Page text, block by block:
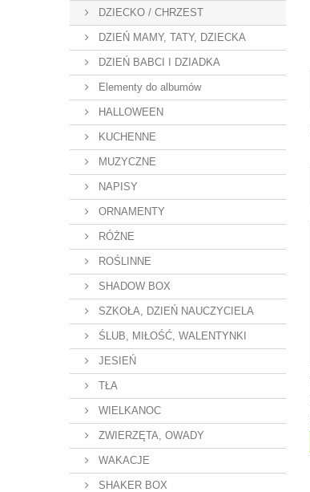
DZIECKO / CHRZEST
DZIEŃ MAMY, TATY, DZIECKA
DZIEŃ BABCI I DZIADKA
Elementy do albumów
HALLOWEEN
KUCHENNE
MUZYCZNE
NAPISY
ORNAMENTY
RÓŻNE
ROŚLINNE
SHADOW BOX
SZKOŁA, DZIEŃ NAUCZYCIELA
ŚLUB, MIŁOŚĆ, WALENTYNKI
JESIEŃ
TŁA
WIELKANOC
ZWIERZĘTA, OWADY
WAKACJE
SHAKER BOX